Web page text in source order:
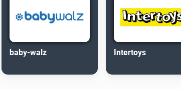
baby-walz Intertoys